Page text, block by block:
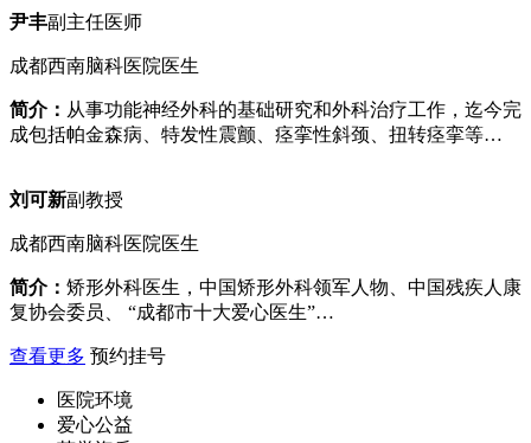
尹丰副主任医师
成都西南脑科医院医生
简介： 从事功能神经外科的基础研究和外科治疗工作，迄今完
成包括帕金森病、特发性震颤、痉挛性斜颈、扭转痉挛等…
刘可新副教授
成都西南脑科医院医生
简介： 矫形外科医生，中国矫形外科领军人物、中国残疾人康
复协会委员、 “成都市十大爱心医生”…
查看更多 预约挂号
医院环境
爱心公益